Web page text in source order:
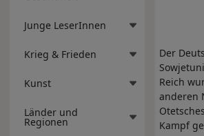
Junge LeserInnen
Krieg & Frieden
Kunst
Länder und
Regionen
Der
Reich
anderen
Kampf